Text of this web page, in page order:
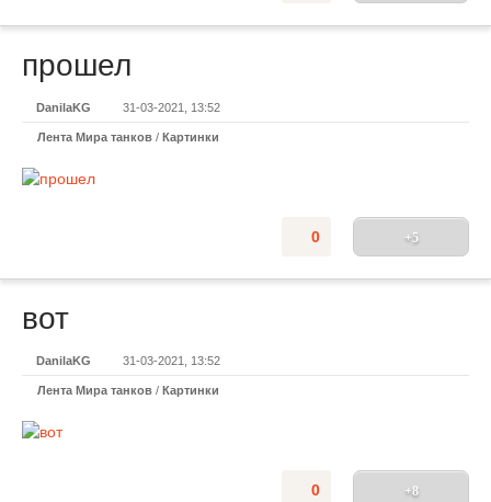
прошел
DanilaKG 31-03-2021, 13:52
Лента Мира танков / Картинки
+5
0
вот
DanilaKG 31-03-2021, 13:52
Лента Мира танков / Картинки
+8
0